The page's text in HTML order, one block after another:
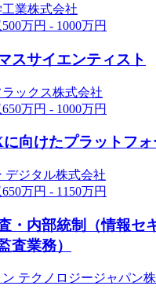
業株式会社
500万円 - 1000万円
スサイエンティスト
ックス株式会社
650万円 - 1000万円
向けたプラットフ
デジタル株式会社
650万円 - 1150万円
・内部統制（情報セ
査業務）
ン テクノロジージャパン